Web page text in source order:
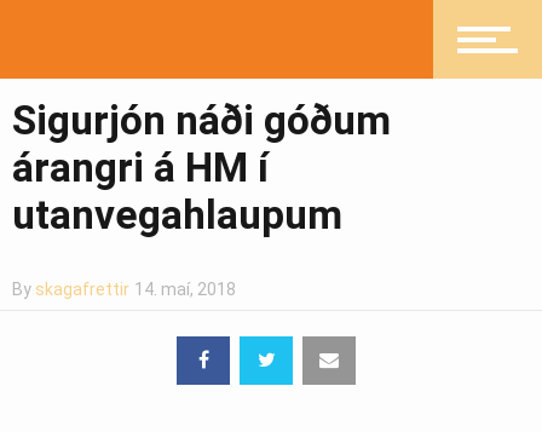
Heilsueflandi samfélag
Greinasafn
Sigurjón náði góðum
árangri á HM í
utanvegahlaupum
By skagafrettir 14. maí, 2018